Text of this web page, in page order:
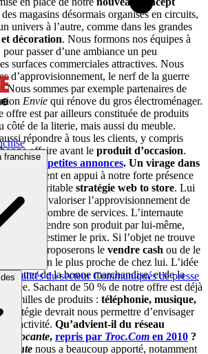
franchise
Actualités du secteur Communiqués de presse
magasins désormais organisés en circuits,
univers à l’autre, comme dans les grandes
et décoration. Nous formons nos équipes à
passer d’une ambiance un peu
surfaces commerciales attractives. Nous
d’approvisionnement, le nerf de la guerre
Nous sommes par exemple partenaires de
Envie qui rénove du gros électroménager.
offre est par ailleurs constituée de produits
côté de la literie, mais aussi du meuble.
répondre à tous les clients, y compris
affaire avant le produit d’occasion.
un site de petites annonces. Un virage dans
ce site vient en appui à notre forte présence
une véritable stratégie web to store. Lui
et de valoriser l’approvisionnement de
certain nombre de services. L’internaute
vendre son produit par lui-même,
pour en estimer le prix. Si l’objet ne trouve
nous lui proposerons le vendre cash ou de le
le magasin le plus proche de chez lui. L’idée
rentrer de la bonne marchandise, et de la
Sachant de 50 % de notre offre est déjà
familles de produits : téléphonie, musique,
stratégie devrait nous permettre d’envisager
d’activité. Qu’advient-il du réseau
La Trocante, repris par Troc.Com en 2010 ?
nous a beaucoup apporté, notamment